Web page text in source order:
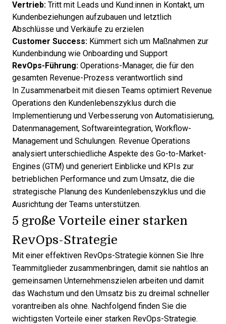
Vertrieb: Tritt mit Leads und Kund:innen in Kontakt, um
Kundenbeziehungen aufzubauen und letztlich
Abschlüsse und Verkäufe zu erzielen
Customer Success: Kümmert sich um Maßnahmen zur
Kundenbindung wie Onboarding und Support
RevOps-Führung: Operations-Manager, die für den
gesamten Revenue-Prozess verantwortlich sind
In Zusammenarbeit mit diesen Teams optimiert Revenue
Operations den Kundenlebenszyklus durch die
Implementierung und Verbesserung von Automatisierung,
Datenmanagement, Softwareintegration, Workflow-
Management und Schulungen. Revenue Operations
analysiert unterschiedliche Aspekte des Go-to-Market-
Engines (GTM) und generiert Einblicke und KPIs zur
betrieblichen Performance und zum Umsatz, die die
strategische Planung des Kundenlebenszyklus und die
Ausrichtung der Teams unterstützen.
5 große Vorteile einer starken
RevOps-Strategie
Mit einer effektiven RevOps-Strategie können Sie Ihre
Teammitglieder zusammenbringen, damit sie nahtlos an
gemeinsamen Unternehmenszielen arbeiten und damit
das Wachstum und den Umsatz bis zu dreimal schneller
vorantreiben als ohne. Nachfolgend finden Sie die
wichtigsten Vorteile einer starken RevOps-Strategie.